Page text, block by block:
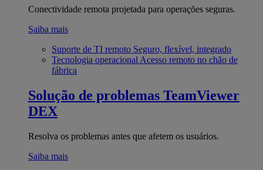
Conectividade remota projetada para operações seguras.
Saiba mais
Suporte de TI remoto Seguro, flexível, integrado
Tecnologia operacional Acesso remoto no chão de
fábrica
Solução de problemas TeamViewer
DEX
Resolva os problemas antes que afetem os usuários.
Saiba mais